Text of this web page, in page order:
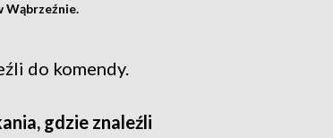
Wąbrzeźnie.
do komendy.
gdzie znaleźli